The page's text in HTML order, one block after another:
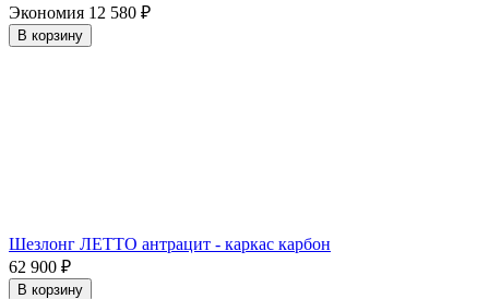
Экономия 12 580 ₽
В корзину
Шезлонг ЛЕТТО антрацит - каркас карбон
62 900 ₽
В корзину